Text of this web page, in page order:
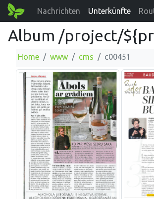
Nachrichten Unterkünfte
Album /project/
Home www cms c00451